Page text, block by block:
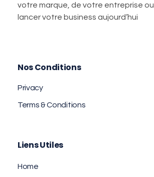
votre marque, de votre entreprise ou
lancer votre business aujourd’hui
Nos Conditions
Privacy
Terms & Conditions
Liens Utiles
Home